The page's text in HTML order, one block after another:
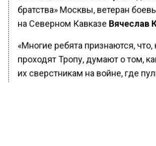
братства» Москвы, ветеран
на Северном Кавказе Вячеслав
«Многие ребята признаются, что,
проходят Тропу, думают о том,
их сверстникам на войне, где